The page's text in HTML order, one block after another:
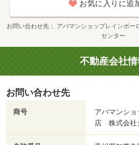
お気に入りに追
お問い合わせ先
アパマンショップレインボ
センター
不動産会社
お問い合わせ先
商号
アパマンシ
店 株式会社